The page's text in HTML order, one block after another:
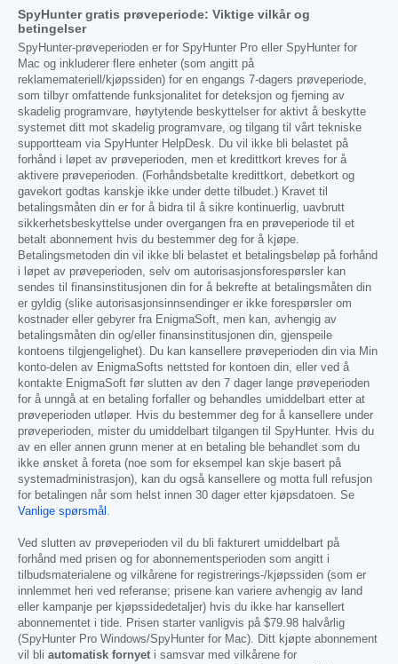
SpyHunter gratis prøveperiode: Viktige vilkår og
betingelser
SpyHunter-prøveperioden er for SpyHunter Pro eller SpyHunter for
Mac og inkluderer flere enheter (som angitt på
reklamemateriell/kjøpssiden) for en engangs 7-dagers prøveperiode,
som tilbyr omfattende funksjonalitet for deteksjon og fjerning av
skadelig programvare, høytytende beskyttelser for aktivt å beskytte
systemet ditt mot skadelig programvare, og tilgang til vårt tekniske
supportteam via SpyHunter HelpDesk. Du vil ikke bli belastet på
forhånd i løpet av prøveperioden, men et kredittkort kreves for å
aktivere prøveperioden. (Forhåndsbetalte kredittkort, debetkort og
gavekort godtas kanskje ikke under dette tilbudet.) Kravet til
betalingsmåten din er for å bidra til å sikre kontinuerlig, uavbrutt
sikkerhetsbeskyttelse under overgangen fra en prøveperiode til et
betalt abonnement hvis du bestemmer deg for å kjøpe.
Betalingsmetoden din vil ikke bli belastet et betalingsbeløp på forhånd
i løpet av prøveperioden, selv om autorisasjonsforespørsler kan
sendes til finansinstitusjonen din for å bekrefte at betalingsmåten din
er gyldig (slike autorisasjonsinnsendinger er ikke forespørsler om
kostnader eller gebyrer fra EnigmaSoft, men kan, avhengig av
betalingsmåten din og/eller finansinstitusjonen din, gjenspeile
kontoens tilgjengelighet). Du kan kansellere prøveperioden din via Min
konto-delen av EnigmaSofts nettsted for kontoen din, eller ved å
kontakte EnigmaSoft før slutten av den 7 dager lange prøveperioden
for å unngå at en betaling forfaller og behandles umiddelbart etter at
prøveperioden utløper. Hvis du bestemmer deg for å kansellere under
prøveperioden, mister du umiddelbart tilgangen til SpyHunter. Hvis du
av en eller annen grunn mener at en betaling ble behandlet som du
ikke ønsket å foreta (noe som for eksempel kan skje basert på
systemadministrasjon), kan du også kansellere og motta full refusjon
for betalingen når som helst innen 30 dager etter kjøpsdatoen. Se
Vanlige spørsmål .
Ved slutten av prøveperioden vil du bli fakturert umiddelbart på
forhånd med prisen og for abonnementsperioden som angitt i
tilbudsmaterialene og vilkårene for registrerings-/kjøpssiden (som er
innlemmet heri ved referanse; prisene kan variere avhengig av land
eller kampanje per kjøpssidedetaljer) hvis du ikke har kansellert
abonnementet i tide. Prisen starter vanligvis på $79.98 halvårlig
(SpyHunter Pro Windows/SpyHunter for Mac). Ditt kjøpte abonnement
vil bli automatisk fornyet i samsvar med vilkårene for